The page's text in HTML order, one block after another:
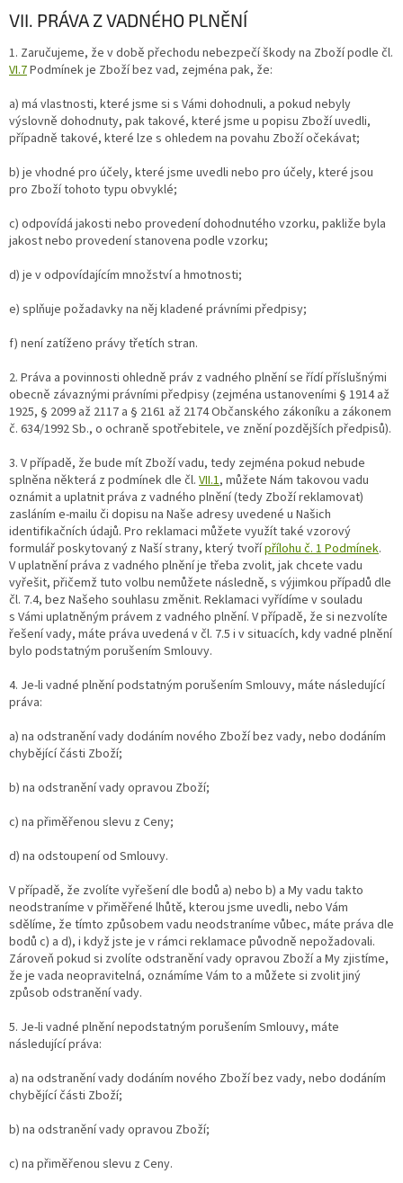
VII. PRÁVA Z VADNÉHO PLNĚNÍ
1. Zaručujeme, že v době přechodu nebezpečí škody na Zboží podle čl.
VI.7Podmínek je Zboží bez vad, zejména pak, že:
a) má vlastnosti, které jsme si s Vámi dohodnuli, a pokud nebyly
výslovně dohodnuty, pak takové, které jsme u popisu Zboží uvedli,
případně takové, které lze s ohledem na povahu Zboží očekávat;
b) je vhodné pro účely, které jsme uvedli nebo pro účely, které jsou
pro Zboží tohoto typu obvyklé;
c) odpovídá jakosti nebo provedení dohodnutého vzorku, pakliže byla
jakost nebo provedení stanovena podle vzorku;
d) je v odpovídajícím množství a hmotnosti;
e) splňuje požadavky na něj kladené právními předpisy;
f) není zatíženo právy třetích stran.
2. Práva a povinnosti ohledně práv z vadného plnění se řídí příslušnými
obecně závaznými právními předpisy (zejména ustanoveními § 1914 až
1925, § 2099 až 2117 a § 2161 až 2174 Občanského zákoníku a zákonem
č. 634/1992 Sb., o ochraně spotřebitele, ve znění pozdějších předpisů).
3. V případě, že bude mít Zboží vadu, tedy zejména pokud nebude
splněna některá z podmínek dle čl. VII.1, můžete Nám takovou vadu
oznámit a uplatnit práva z vadného plnění (tedy Zboží reklamovat)
zasláním e-mailu či dopisu na Naše adresy uvedené u Našich
identifikačních údajů. Pro reklamaci můžete využít také vzorový
formulář poskytovaný z Naší strany, který tvořípřílohu č. 1 Podmínek.
V uplatnění práva z vadného plnění je třeba zvolit, jak chcete vadu
vyřešit, přičemž tuto volbu nemůžete následně, s výjimkou případů dle
čl. 7.4, bez Našeho souhlasu změnit. Reklamaci vyřídíme v souladu
s Vámi uplatněným právem z vadného plnění. V případě, že si nezvolíte
řešení vady, máte práva uvedená v čl. 7.5 i v situacích, kdy vadné plnění
bylo podstatným porušením Smlouvy.
4. Je-li vadné plnění podstatným porušením Smlouvy, máte následující
práva:
a) na odstranění vady dodáním nového Zboží bez vady, nebo dodáním
chybějící části Zboží;
b) na odstranění vady opravou Zboží;
c) na přiměřenou slevu z Ceny;
d) na odstoupení od Smlouvy.
V případě, že zvolíte vyřešení dle bodů a) nebo b) a My vadu takto
neodstraníme v přiměřené lhůtě, kterou jsme uvedli, nebo Vám
sdělíme, že tímto způsobem vadu neodstraníme vůbec, máte práva dle
bodů c) a d), i když jste je v rámci reklamace původně nepožadovali.
Zároveň pokud si zvolíte odstranění vady opravou Zboží a My zjistíme,
že je vada neopravitelná, oznámíme Vám to a můžete si zvolit jiný
způsob odstranění vady.
5. Je-li vadné plnění nepodstatným porušením Smlouvy, máte
následující práva:
a) na odstranění vady dodáním nového Zboží bez vady, nebo dodáním
chybějící části Zboží;
b) na odstranění vady opravou Zboží;
c) na přiměřenou slevu z Ceny.